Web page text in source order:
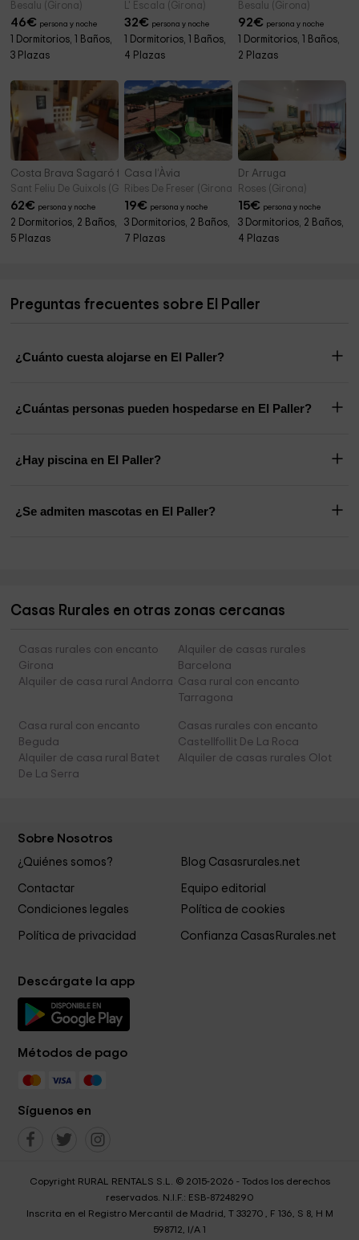
Besalu (Girona)
46€ persona y noche
1 Dormitorios, 1 Baños,
3 Plazas
L' Escala (Girona)
32€ persona y noche
1 Dormitorios, 1 Baños,
4 Plazas
Besalu (Girona)
92€ persona y noche
1 Dormitorios, 1 Baños,
2 Plazas
Costa Brava Sagaró frontbeach Cala Acces
Sant Feliu De Guixols (Girona)
62€ persona y noche
2 Dormitorios, 2 Baños,
5 Plazas
Casa l’Àvia
Ribes De Freser (Girona)
19€ persona y noche
3 Dormitorios, 2 Baños,
7 Plazas
Dr Arruga
Roses (Girona)
15€ persona y noche
3 Dormitorios, 2 Baños,
4 Plazas
Preguntas frecuentes sobre El Paller
¿Cuánto cuesta alojarse en El Paller?
¿Cuántas personas pueden hospedarse en El Paller?
¿Hay piscina en El Paller?
¿Se admiten mascotas en El Paller?
Casas Rurales en otras zonas cercanas
Casas rurales con encanto
Girona
Alquiler de casas rurales
Barcelona
Alquiler de casa rural Andorra Casa rural con encanto
Tarragona
Casa rural con encanto
Beguda
Casas rurales con encanto
Castellfollit De La Roca
Alquiler de casa rural Batet
De La Serra
Alquiler de casas rurales Olot
Sobre Nosotros
¿Quiénes somos? Blog Casasrurales.net
Contactar
Equipo editorial
Condiciones legales
Política de cookies
Política de privacidad Confianza CasasRurales.net
Descárgate la app
Métodos de pago
Síguenos en
Copyright RURAL RENTALS S.L. © 2015-2026 - Todos los derechos
reservados. N.I.F.: ESB-87248290
Inscrita en el Registro Mercantil de Madrid, T 33270 , F 136, S 8, H M
598712, I/A 1